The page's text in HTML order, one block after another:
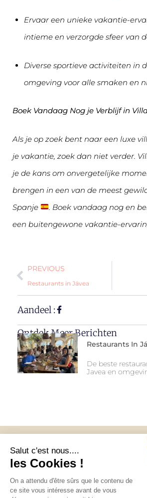
Ervaar een unieke vakantie-
intieme en verzorgde sfeer van
Diverse sportieve activiteiten in
omgeving voor alle smaken en
Boek Vandaag Nog je Verblijf in
Als je op zoek bent naar een luxe
je vakantie, zoek dan niet verder.
je de kans om onvergetelijke
brengen in een van de meest
Spanje
. Boek vandaag nog en
een buitengewone vakantie-
PREVIOUS
Restaurants in Jávea
Aandeel :
Ontdek Meer Berichten
Restaurants In
De beste
Javea en
Accueil